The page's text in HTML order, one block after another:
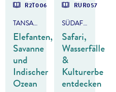
R2T006
TANSANIA & KENIA
Elefanten,
Savanne
und
Indischer
Ozean
RUR057
SÜDAFRIKA, BOTSWANA & SIMBABWE
Safari,
Wasserfälle
&
Kulturerbe
entdecken